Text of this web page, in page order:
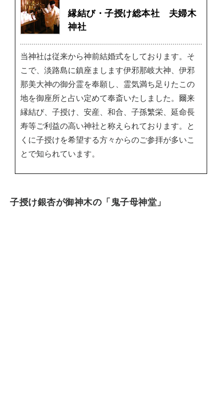
縁結び・子授け総本社 夫婦木
神社
当神社は従来から神前結婚式をしております。そ
こで、淡路島に鎮座まします伊邪那岐大神、伊邪
那美大神の御分霊を奉願し、霊気満ち足りたこの
地を御座所と占い定めて奉斎いたしました。爾来
縁結び、子授け、安産、和合、子孫繁栄、延命長
寿等ご利益の高い神社と称えられております。と
くに子授けを希望する方々からのご参拝が多いこ
とで知られています。
子授け銀杏が御神木の「鬼子母神堂」